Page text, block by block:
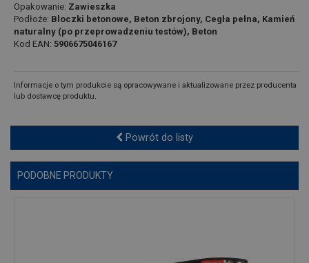
Opakowanie: Zawieszka
Podłoże: Bloczki betonowe, Beton zbrojony, Cegła pełna, Kamień
naturalny (po przeprowadzeniu testów), Beton
Kod EAN: 5906675046167
Informacje o tym produkcie są opracowywane i aktualizowane przez producenta
lub dostawcę produktu.
Powrót do listy
PODOBNE PRODUKTY